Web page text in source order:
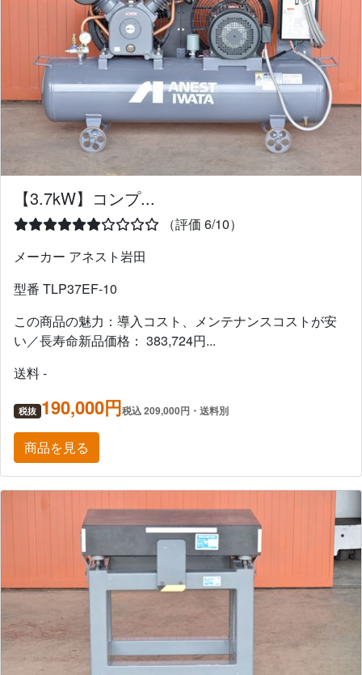
【3.7kW】コンプ...
（評価 6/10）
メーカー アネスト岩田
型番 TLP37EF-10
この商品の魅力：導入コスト、メンテナンスコストが安
い／長寿命新品価格： 383,724円...
送料 -
税抜 190,000円税込 209,000円・送料別
商品を見る